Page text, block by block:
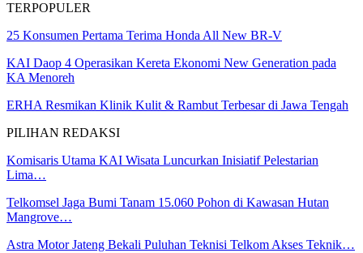
TERPOPULER
25 Konsumen Pertama Terima Honda All New BR-V
KAI Daop 4 Operasikan Kereta Ekonomi New Generation pada
KA Menoreh
ERHA Resmikan Klinik Kulit & Rambut Terbesar di Jawa Tengah
PILIHAN REDAKSI
Komisaris Utama KAI Wisata Luncurkan Inisiatif Pelestarian
Lima…
Telkomsel Jaga Bumi Tanam 15.060 Pohon di Kawasan Hutan
Mangrove…
Astra Motor Jateng Bekali Puluhan Teknisi Telkom Akses Teknik…